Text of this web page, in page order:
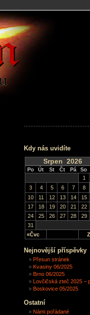
Kdy nás uvidíte
Srpen 2026
Po Út St Čt Pá So
«Čvc
1
3
4 5 6 7 8
10
11 12 13 14 15
17
18 19 20 21 22
24
25 26 27 28 29
31
Nejnovější příspěvky
Přesun stránek
Kvasiny 06/2025
Brno 06/2025
Lovčičská zteč 2025 –
Boskovice 05/2025
Ostatní
Námi pořádané